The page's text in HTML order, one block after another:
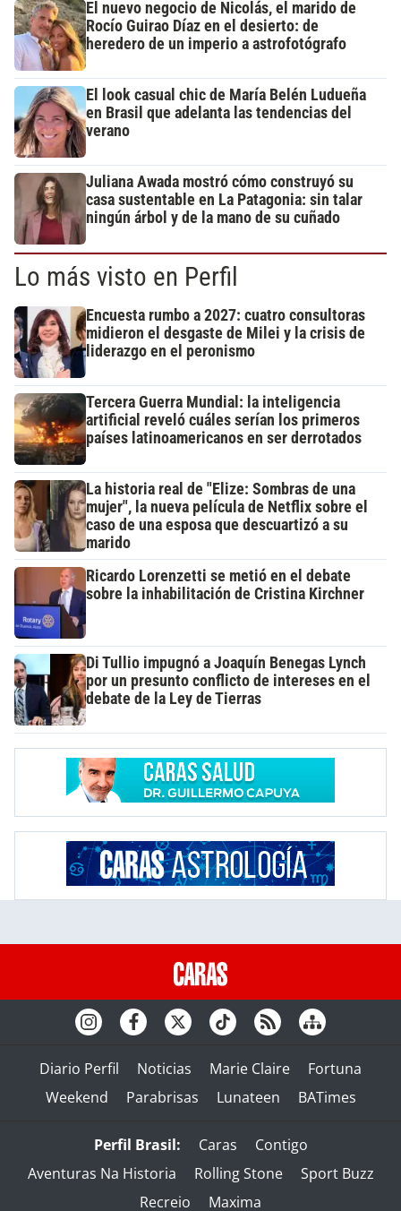
El nuevo negocio de Nicolás, el marido de
Rocío Guirao Díaz en el desierto: de
heredero de un imperio a astrofotógrafo
El look casual chic de María Belén Ludueña
en Brasil que adelanta las tendencias del
verano
Juliana Awada mostró cómo construyó su
casa sustentable en La Patagonia: sin talar
ningún árbol y de la mano de su cuñado
Lo más visto en Perfil
Encuesta rumbo a 2027: cuatro consultoras
midieron el desgaste de Milei y la crisis de
liderazgo en el peronismo
Tercera Guerra Mundial: la inteligencia
artificial reveló cuáles serían los primeros
países latinoamericanos en ser derrotados
La historia real de "Elize: Sombras de una
mujer", la nueva película de Netflix sobre el
caso de una esposa que descuartizó a su
marido
Ricardo Lorenzetti se metió en el debate
sobre la inhabilitación de Cristina Kirchner
Di Tullio impugnó a Joaquín Benegas Lynch
por un presunto conflicto de intereses en el
debate de la Ley de Tierras
Diario Perfil Noticias Marie Claire
Fortuna
Weekend
Parabrisas Lunateen BATimes
Perfil Brasil: Caras
Contigo
Aventuras Na Historia
Rolling Stone
Sport Buzz
Recreio
Maxima